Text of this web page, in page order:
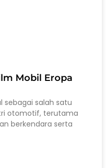
Mobil Eropa
sebagai salah satu
otomotif, terutama
berkendara serta